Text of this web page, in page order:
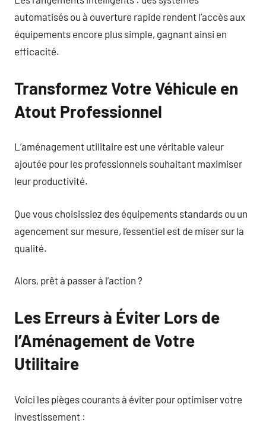
automatisés ou à ouverture rapide rendent l’accès aux
équipements encore plus simple, gagnant ainsi en
efficacité.
Transformez Votre Véhicule en
Atout Professionnel
L’aménagement utilitaire est une véritable valeur
ajoutée pour les professionnels souhaitant maximiser
leur productivité.
Que vous choisissiez des équipements standards ou un
agencement sur mesure, l’essentiel est de miser sur la
qualité.
Alors, prêt à passer à l’action ?
Les Erreurs à Éviter Lors de
l’Aménagement de Votre
Utilitaire
Voici les pièges courants à éviter pour optimiser votre
investissement :